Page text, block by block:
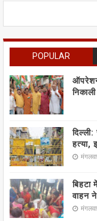
POPULAR
हत्या,
बिहटा
वाहन